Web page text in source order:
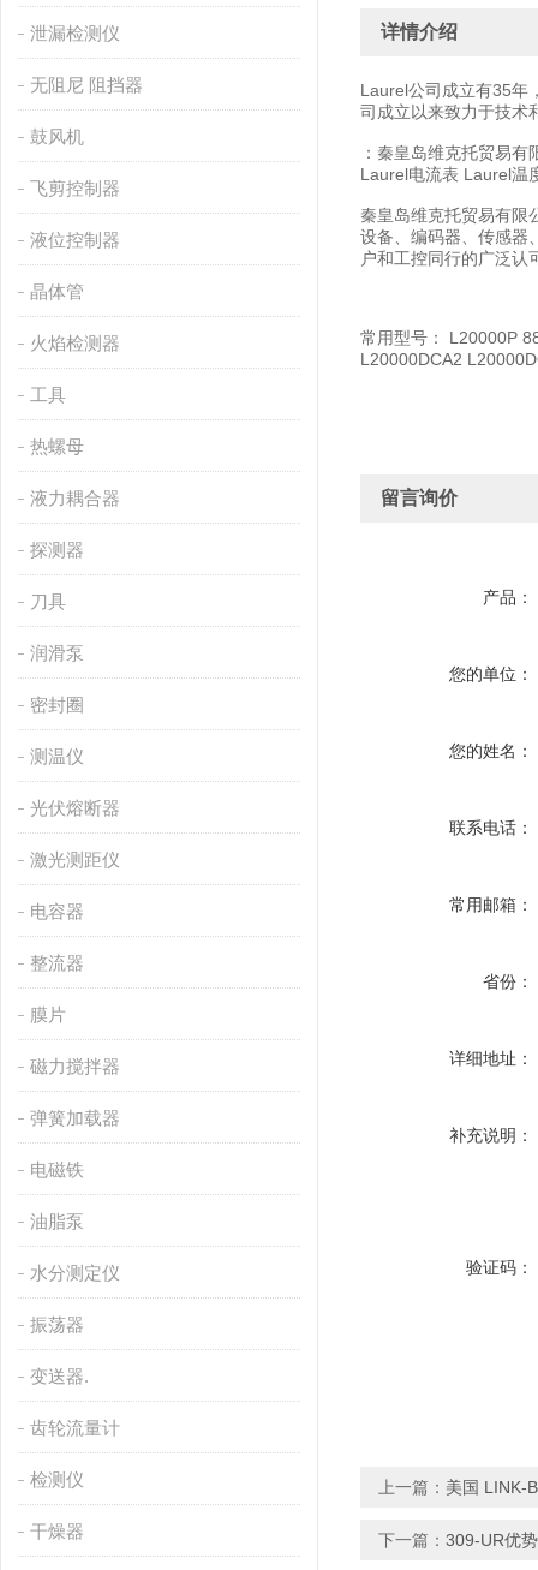
泄漏检测仪
无阻尼 阻挡器
鼓风机
飞剪控制器
液位控制器
晶体管
火焰检测器
工具
热螺母
液力耦合器
探测器
刀具
润滑泵
密封圈
测温仪
光伏熔断器
激光测距仪
电容器
整流器
膜片
磁力搅拌器
弹簧加载器
电磁铁
油脂泵
水分测定仪
振荡器
变送器.
齿轮流量计
检测仪
干燥器
详情介绍
Laurel公司成立有35年
司成立以来致力于技术
：秦皇岛维克托贸易
Laurel电流表 Laurel温
秦皇岛维克托贸易有限
设备、编码器、传感器
户和工控同行的广泛认
常用型号： L20000P
L20000DCA2
留言询价
产品：
您的单位：
您的姓名：
联系电话：
常用邮箱：
省份：
详细地址：
补充说明：
验证码：
上一篇： 美国 LINK-
下一篇： 309-UR优